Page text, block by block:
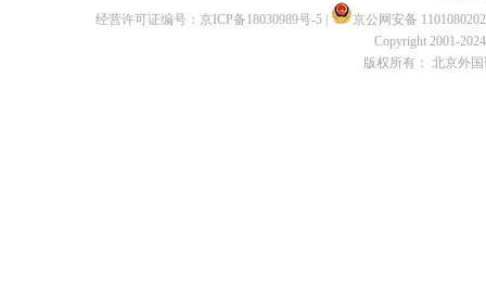
经营许可证编号： 京ICP备18030989号-5
京公网安备
Copyright 2001-
版权所有： 北京外